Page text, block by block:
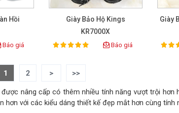
Hồi
Báo giá
Giày Bảo Hộ Kings
KR7000X
Rating:
100% Báo giá
Giày
100%
1 2 > >>
được nâng cấp có thêm nhiều tính năng vượt trội hơn
với các kiểu dáng thiết kế đẹp mắt hơn cùng tính